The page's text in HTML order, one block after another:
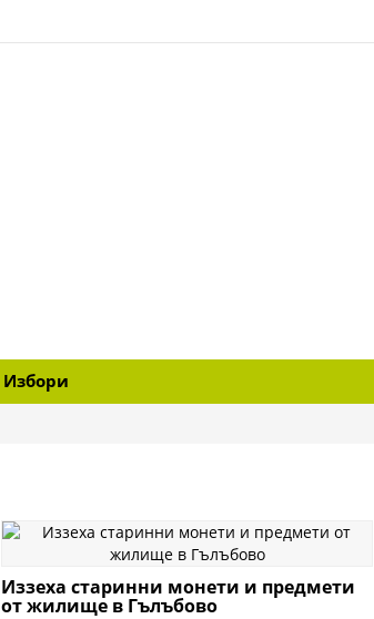
Избори
Иззеха старинни монети и предмети
от жилище в Гълъбово